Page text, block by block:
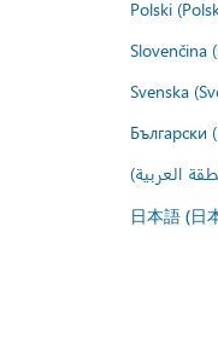
Polski
Slovenčina
Svenska
Български
العربية)
日本語 (日